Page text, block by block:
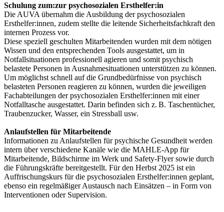
Schulung zum:zur psychosozialen Ersthelfer:in
Die AUVA übernahm die Ausbildung der psychosozialen
Ersthelfer:innen, zudem stellte die leitende Sicherheitsfachkraft den
internen Prozess vor.
Diese speziell geschulten Mitarbeitenden wurden mit dem nötigen
Wissen und den entsprechenden Tools ausgestattet, um in
Notfallsituationen professionell agieren und somit psychisch
belastete Personen in Ausnahmesituationen unterstützen zu können.
Um möglichst schnell auf die Grundbedürfnisse von psychisch
belasteten Personen reagieren zu können, wurden die jeweiligen
Fachabteilungen der psychosozialen Erst­helfer:innen mit einer
Notfalltasche ausgestattet. Darin befinden sich z. B. Taschentücher,
Traubenzucker, Wasser, ein Stressball usw.
Anlaufstellen für Mitarbeitende
Informationen zu Anlaufstellen für psychische Gesundheit werden
intern über verschiedene Kanäle wie die MAHLE-App für
Mitarbeitende, Bildschirme im Werk und Safety-Flyer sowie durch
die Führungskräfte bereitgestellt. Für den Herbst 2025 ist ein
Auffrischungskurs für die psychosozialen Ersthelfer:innen geplant,
ebenso ein regelmäßiger Austausch nach Einsätzen – in Form von
Interventionen oder Supervision.